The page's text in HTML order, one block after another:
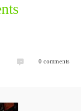
0 comments